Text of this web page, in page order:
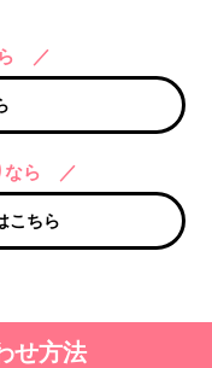
／
なら ／
こちら
せ方法